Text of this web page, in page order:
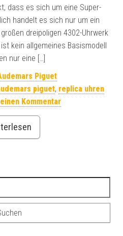
dass es sich um eine Super-
handelt es sich nur um ein
dreipoligen 4302-Uhrwerk
kein allgemeines Basismodell
nur eine […]
Piguet
piguet, replica uhren
Kommentar